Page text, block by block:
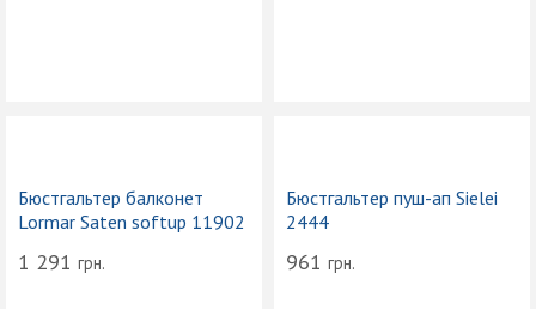
Бюстгальтер балконет
Lormar Saten softup 11902
1 291 грн.
Бюстгальтер пуш-ап Sielei
2444
961 грн.